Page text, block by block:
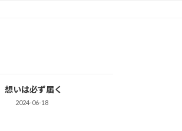
想いは必ず届く
2024-06-18